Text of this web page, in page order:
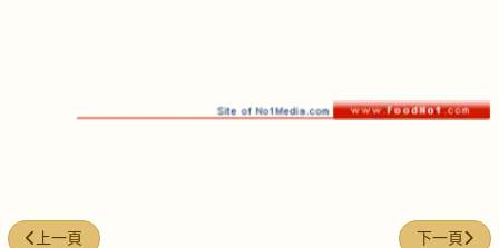
上一篇文章: 羅漢果粟米湯
上一頁 下一篇文章
下一頁